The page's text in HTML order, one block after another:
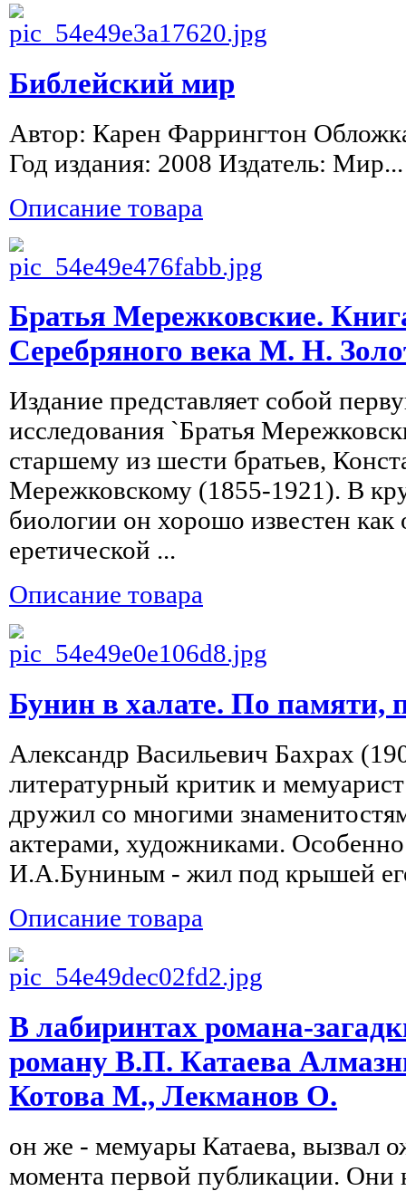
Библейский мир
Автор: Карен Фаррингтон
Год издания: 2008 Издатель: Мир...
Описание товара
Братья Мережковские.
Серебряного века М. Н.
Издание представляет собой
исследования `Братья
старшему из шести братьев,
Мережковскому (1855-1921). В
биологии он хорошо известен
еретической ...
Описание товара
Бунин в халате. По памяти,
Александр Васильевич Бахрах
литературный критик и
дружил со многими
актерами, художниками.
И.А.Буниным - жил под крышей
Описание товара
В лабиринтах романа-
роману В.П. Катаева
Котова М., Лекманов О.
он же - мемуары Катаева, вызвал
момента первой публикации. Они